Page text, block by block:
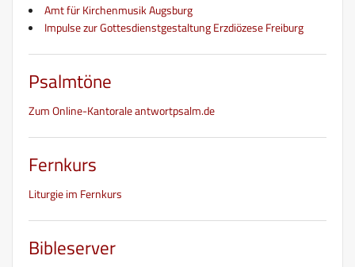
Amt für Kirchenmusik Augsburg
Impulse zur Gottesdienstgestaltung Erzdiözese Freiburg
Psalmtöne
Zum Online-Kantorale antwortpsalm.de
Fernkurs
Liturgie im Fernkurs
Bibleserver